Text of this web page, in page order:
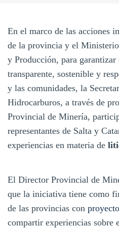
En el marco de las acciones
de la provincia y el
y Producción, para
transparente, sostenible y
y las comunidades, la
Hidrocarburos, a través de
Provincial de Minería,
representantes de Salta y
experiencias en materia de
El Director Provincial de
que la iniciativa tiene como
de las provincias con
compartir experiencias sobre